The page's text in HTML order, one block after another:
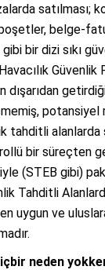
satılması;
belge-
bir dizi sıkı
Güvenlik
dışarıdan
potansiyel
tahditli alanlarda
bir süreçten
(STEB gibi)
Tahditli
uygun ve
neden